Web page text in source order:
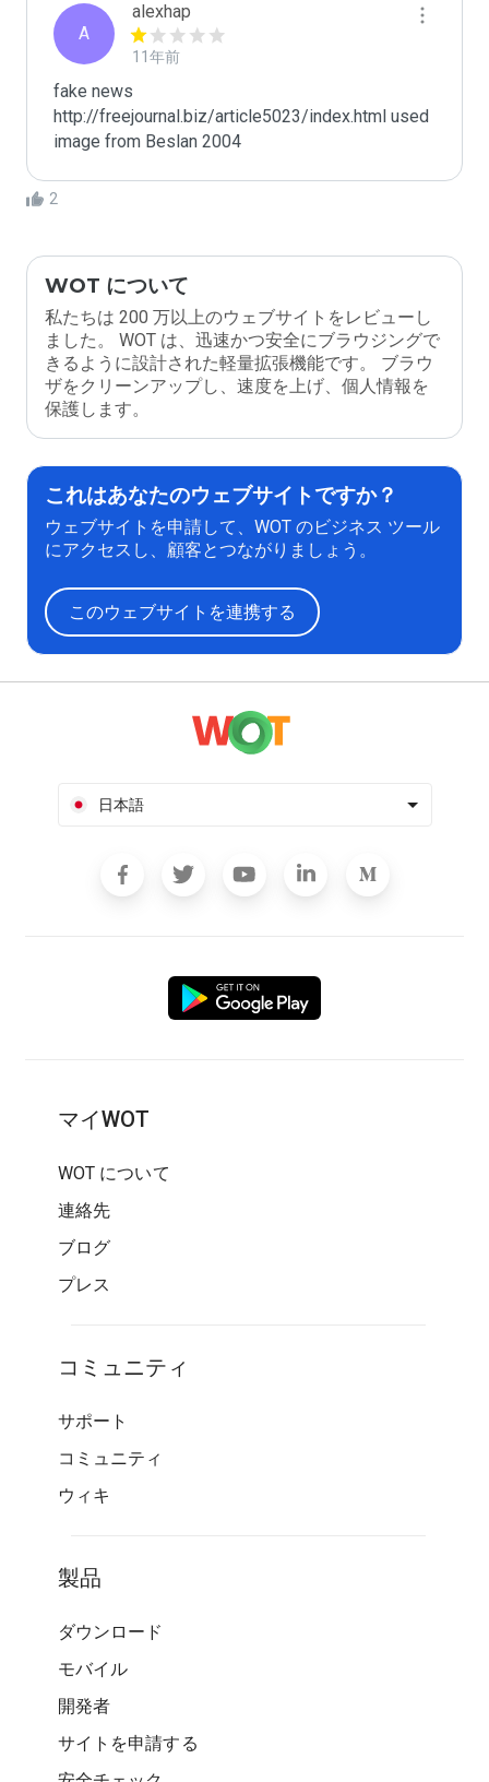
A
alexhap
11年前
fake news
http://freejournal.biz/article5023/index.html used
image from Beslan 2004
2
WOT について
私たちは 200 万以上のウェブサイトをレビューし
ました。 WOT は、迅速かつ安全にブラウジングで
きるように設計された軽量拡張機能です。 ブラウ
ザをクリーンアップし、速度を上げ、個人情報を
保護します。
これはあなたのウェブサイトですか？
ウェブサイトを申請して、WOT のビジネス ツール
にアクセスし、顧客とつながりましょう。
このウェブサイトを連携する
日本語
マイWOT
WOT について
連絡先
ブログ
プレス
コミュニティ
サポート
コミュニティ
ウィキ
製品
ダウンロード
モバイル
開発者
サイトを申請する